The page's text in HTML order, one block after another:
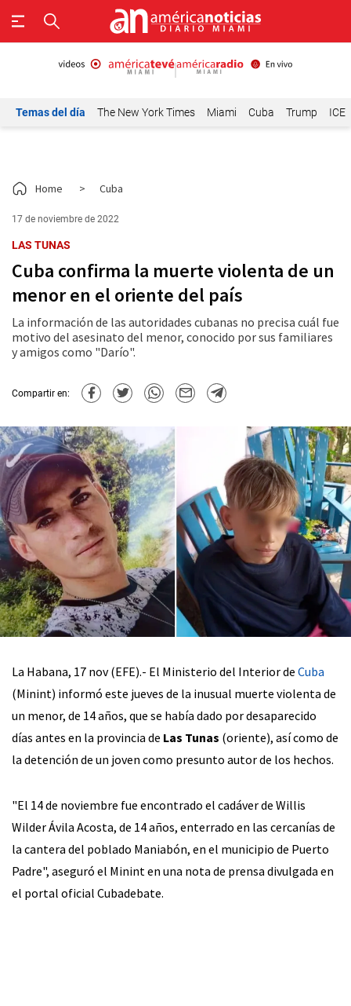
Temas del día The New York Times Miami Cuba Trump ICE
Home > Cuba
17 de noviembre de 2022
LAS TUNAS
Cuba confirma la muerte violenta de un
menor en el oriente del país
La información de las autoridades cubanas no precisa cuál fue
motivo del asesinato del menor, conocido por sus familiares
y amigos como "Darío".
Compartir en:
La Habana, 17 nov (EFE).- El Ministerio del Interior de Cuba
(Minint) informó este jueves de la inusual muerte violenta de
un menor, de 14 años, que se había dado por desaparecido
días antes en la provincia de Las Tunas (oriente), así como de
la detención de un joven como presunto autor de los hechos.
"El 14 de noviembre fue encontrado el cadáver de Willis
Wilder Ávila Acosta, de 14 años, enterrado en las cercanías de
la cantera del poblado Maniabón, en el municipio de Puerto
Padre", aseguró el Minint en una nota de prensa divulgada en
el portal oficial Cubadebate.